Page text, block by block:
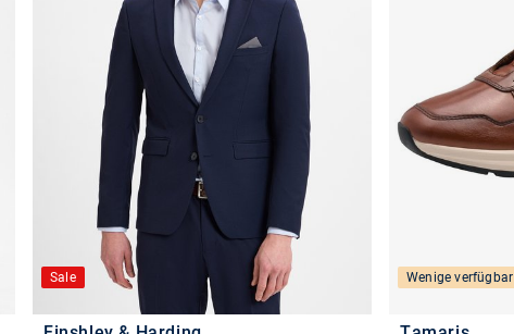
Sale Wenige verfügbar